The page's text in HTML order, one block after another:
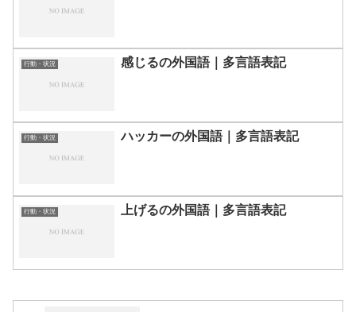
行動・状況 感じるの外国語｜多言語表記
行動・状況 ハッカーの外国語｜多言語表記
行動・状況 上げるの外国語｜多言語表記